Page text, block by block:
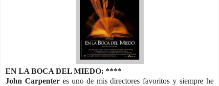
EN LA BOCA DEL MIEDO: ****
John Carpenteres uno de mis directores favoritos y siempre he